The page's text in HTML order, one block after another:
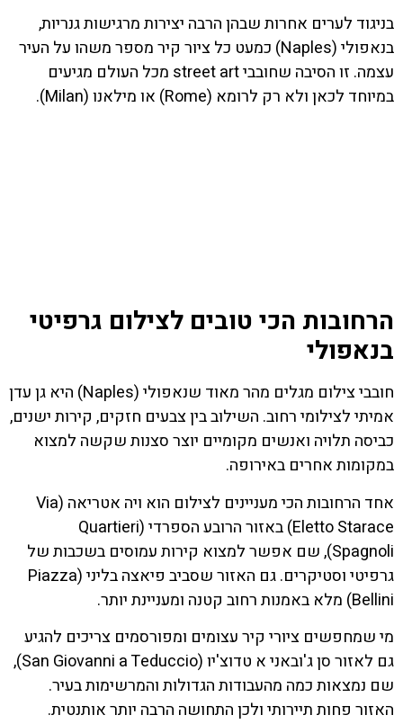
בניגוד לערים אחרות שבהן הרבה יצירות מרגישות גנריות,
בנאפולי (Naples) כמעט כל ציור קיר מספר משהו על העיר
עצמה. זו הסיבה שחובבי street art מכל העולם מגיעים
במיוחד לכאן ולא רק לרומא (Rome) או מילאנו (Milan).
הרחובות הכי טובים לצילום גרפיטי
בנאפולי
חובבי צילום מגלים מהר מאוד שנאפולי (Naples) היא גן עדן
אמיתי לצילומי רחוב. השילוב בין צבעים חזקים, קירות ישנים,
כביסה תלויה ואנשים מקומיים יוצר סצנות שקשה למצוא
במקומות אחרים באירופה.
אחד הרחובות הכי מעניינים לצילום הוא ויה אטריאה (Via
Eletto Starace) באזור הרובע הספרדי (Quartieri
Spagnoli), שם אפשר למצוא קירות עמוסים בשכבות של
גרפיטי וסטיקרים. גם האזור שסביב פיאצה בליני (Piazza
Bellini) מלא באמנות רחוב קטנה ומעניינת יותר.
מי שמחפשים ציורי קיר עצומים ומפורסמים צריכים להגיע
גם לאזור סן ג'ובאני א טדוצ'יו (San Giovanni a Teduccio),
שם נמצאות כמה מהעבודות הגדולות והמרשימות בעיר.
האזור פחות תיירותי ולכן התחושה הרבה יותר אותנטית.